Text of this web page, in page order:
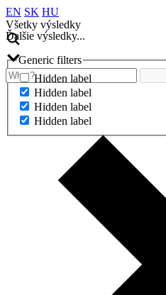
EN SK HU
Všetky výsledky
Ďalšie výsledky...
Generic filters
Hidden label
Hidden label
Hidden label
Hidden label
Ďalšie výsledky...